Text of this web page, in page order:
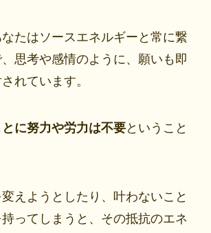
たはソースエネルギーと常に繋
思考や感情のように、願いも即
れています。
に努力や労力は不要ということ
えようとしたり、叶わないこと
ってしまうと、その抵抗のエネ